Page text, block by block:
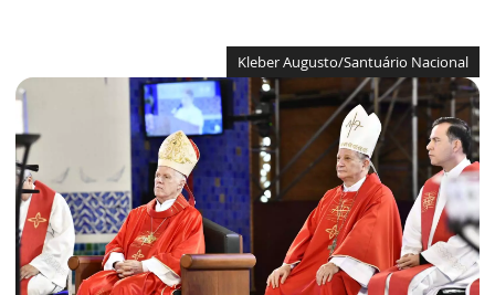
Kleber Augusto/Santuário Nacional